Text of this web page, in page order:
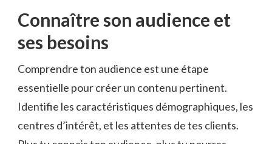
Connaître son audience et
ses besoins
Comprendre ton audience est une étape
essentielle pour créer un contenu pertinent.
Identifie les caractéristiques démographiques, les
centres d’intérêt, et les attentes de tes clients.